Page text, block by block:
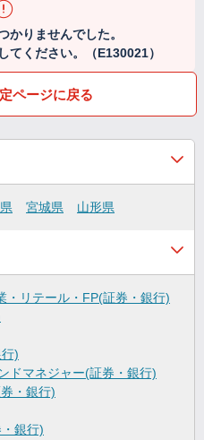
かりませんでした。
てください。（E130021）
ページに戻る
宮城県 山形県
・リテール・FP(証券・銀行)
)
ドマネジャー(証券・銀行)
・銀行)
銀行)